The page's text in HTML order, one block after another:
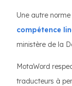
Une autre
compétence
ministère de la
MotaWord
traducteurs à